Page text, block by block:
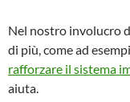
Nel nostro involucro
di più, come ad
rafforzare il sistema
aiuta.